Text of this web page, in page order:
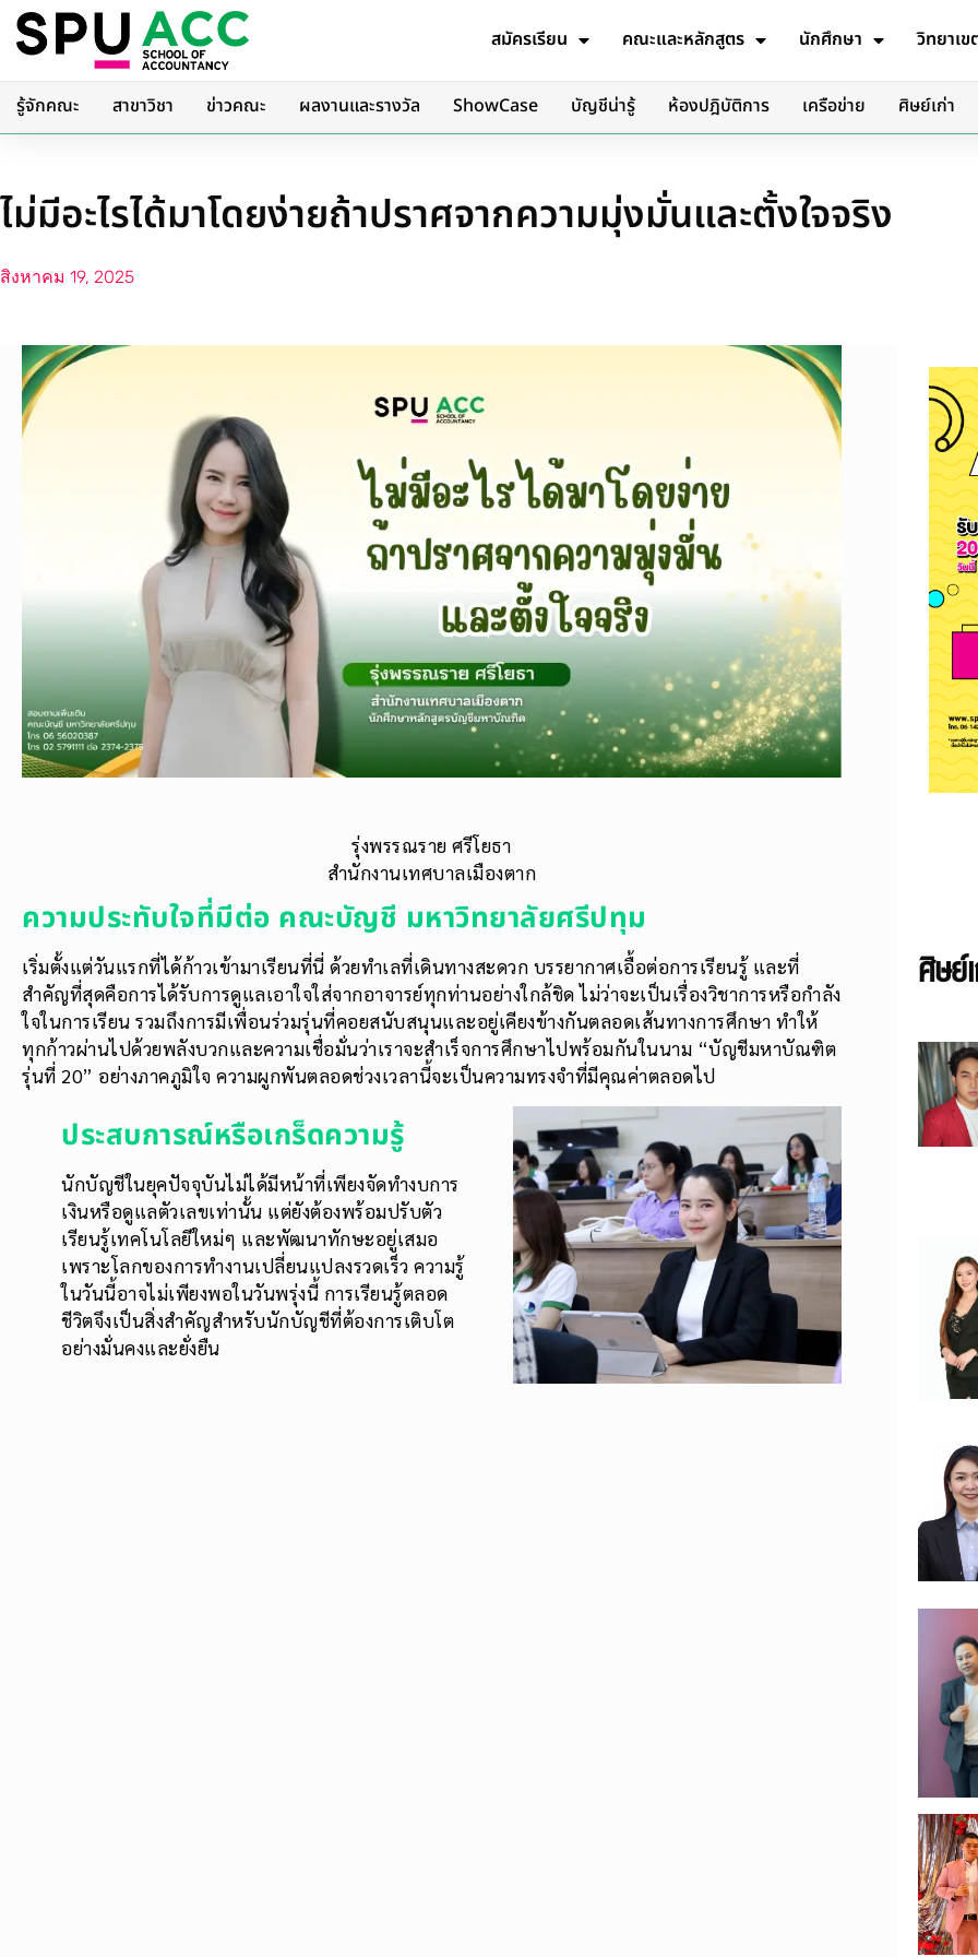
สมัครเรียน คณะและหลักสูตร นักศึกษา วิทยาเข
รู้จักคณะ สาขาวิชา ข่าวคณะ ผลงานและรางวัล ShowCase บัญชีน่ารู้ ห้องปฎิบัติการ เครือข่าย ศิษย์เก่า
ไม่มีอะไรได้มาโดยง่ายถ้าปราศจากความมุ่งมั่นและตั้งใจจริง
สิงหาคม 19, 2025
รุ่งพรรณราย ศรีโยธา
สำนักงานเทศบาลเมืองตาก
ความประทับใจที่มีต่อ คณะบัญชี มหาวิทยาลัยศรีปทุม
เริ่มตั้งแต่วันแรกที่ได้ก้าวเข้ามาเรียนที่นี่ ด้วยทำเลที่เดินทางสะดวก บรรยากาศเอื้อต่อการเรียนรู้ และที่
สำคัญที่สุดคือการได้รับการดูแลเอาใจใส่จากอาจารย์ทุกท่านอย่างใกล้ชิด ไม่ว่าจะเป็นเรื่องวิชาการหรือกำลัง
ใจในการเรียน รวมถึงการมีเพื่อนร่วมรุ่นที่คอยสนับสนุนและอยู่เคียงข้างกันตลอดเส้นทางการศึกษา ทำให้
ทุกก้าวผ่านไปด้วยพลังบวกและความเชื่อมั่นว่าเราจะสำเร็จการศึกษาไปพร้อมกันในนาม “บัญชีมหาบัณฑิต
รุ่นที่ 20” อย่างภาคภูมิใจ ความผูกพันตลอดช่วงเวลานี้จะเป็นความทรงจำที่มีคุณค่าตลอดไป
ประสบการณ์หรือเกร็ดความรู้
นักบัญชีในยุคปัจจุบันไม่ได้มีหน้าที่เพียงจัดทำงบการ
เงินหรือดูแลตัวเลขเท่านั้น แต่ยังต้องพร้อมปรับตัว
เรียนรู้เทคโนโลยีใหม่ๆ และพัฒนาทักษะอยู่เสมอ
เพราะโลกของการทำงานเปลี่ยนแปลงรวดเร็ว ความรู้
ในวันนี้อาจไม่เพียงพอในวันพรุ่งนี้ การเรียนรู้ตลอด
ชีวิตจึงเป็นสิ่งสำคัญสำหรับนักบัญชีที่ต้องการเติบโต
อย่างมั่นคงและยั่งยืน
ศิษย์